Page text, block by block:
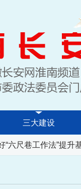
三大建设
尺巷工作法”提升基